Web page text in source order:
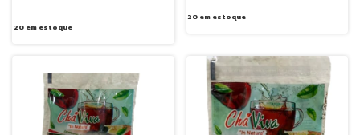
20em estoque
20 em estoque